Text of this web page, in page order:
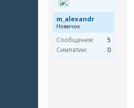
m_alexandr
Новичок
Сообщения:
5
Симпатии:
0